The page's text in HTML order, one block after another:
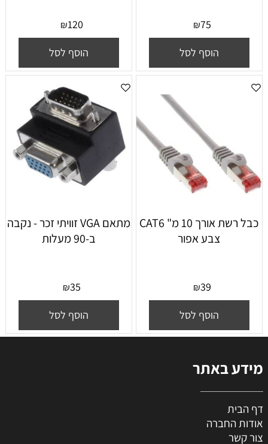
₪75
הוסף לסל
₪120
הוסף לסל
כבל רשת אורך 10 מ" CAT6
צבע אפור
₪39
הוסף לסל
מתאם VGA זוויתי זכר - נקבה
ב-90 מעלות
₪35
הוסף לסל
מידע באתר
דף הבית
אודות החברה
צור קשר